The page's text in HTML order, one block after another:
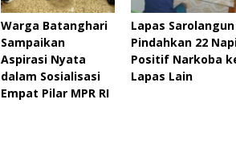
Warga Batanghari
Sampaikan
Aspirasi Nyata
dalam Sosialisasi
Empat Pilar MPR RI
Lapas Sarolangun
Pindahkan 22
Positif Narkoba
Lapas Lain